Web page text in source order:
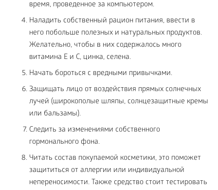
время, проведенное за компьютером.
Наладить собственный рацион питания, ввести в
него побольше полезных и натуральных продуктов.
Желательно, чтобы в них содержалось много
витамина Е и С, цинка, селена.
Начать бороться с вредными привычками.
Защищать лицо от воздействия прямых солнечных
лучей (широкополые шляпы, солнцезащитные кремы
или бальзамы).
Следить за изменениями собственного
гормонального фона.
Читать состав покупаемой косметики, это поможет
защититься от аллергии или индивидуальной
непереносимости. Также средство стоит тестировать